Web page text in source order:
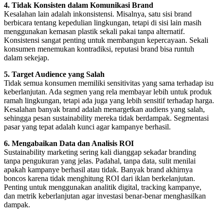
4. Tidak Konsisten dalam Komunikasi Brand
Kesalahan lain adalah inkonsistensi. Misalnya, satu sisi brand
berbicara tentang kepedulian lingkungan, tetapi di sisi lain masih
menggunakan kemasan plastik sekali pakai tanpa alternatif.
Konsistensi sangat penting untuk membangun kepercayaan. Sekali
konsumen menemukan kontradiksi, reputasi brand bisa runtuh
dalam sekejap.
5. Target Audience yang Salah
Tidak semua konsumen memiliki sensitivitas yang sama terhadap isu
keberlanjutan. Ada segmen yang rela membayar lebih untuk produk
ramah lingkungan, tetapi ada juga yang lebih sensitif terhadap harga.
Kesalahan banyak brand adalah menargetkan audiens yang salah,
sehingga pesan sustainability mereka tidak berdampak. Segmentasi
pasar yang tepat adalah kunci agar kampanye berhasil.
6. Mengabaikan Data dan Analisis ROI
Sustainability marketing sering kali dianggap sekadar branding
tanpa pengukuran yang jelas. Padahal, tanpa data, sulit menilai
apakah kampanye berhasil atau tidak. Banyak brand akhirnya
boncos karena tidak menghitung ROI dari iklan berkelanjutan.
Penting untuk menggunakan analitik digital, tracking kampanye,
dan metrik keberlanjutan agar investasi benar-benar menghasilkan
dampak.